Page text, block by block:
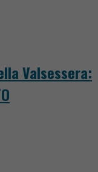
Valsessera: